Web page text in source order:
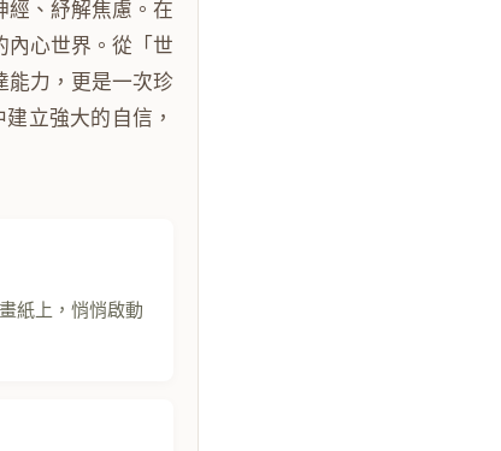
、紓解焦慮。在
心世界。從「世
力，更是一次珍
立強大的自信，
紙上，悄悄啟動